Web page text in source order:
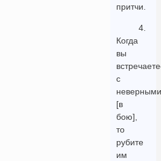
притчи.
4.
Когда
вы
с
неверными
[в
бою],
то
рубите
им